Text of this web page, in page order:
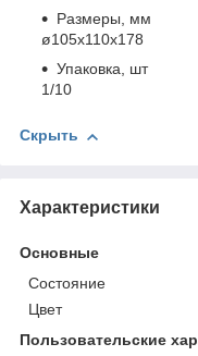
Размеры, мм
ø105x110x178
Упаковка, шт
1/10
Скрыть
Характеристики
Основные
Состояние
Цвет
Пользовательские